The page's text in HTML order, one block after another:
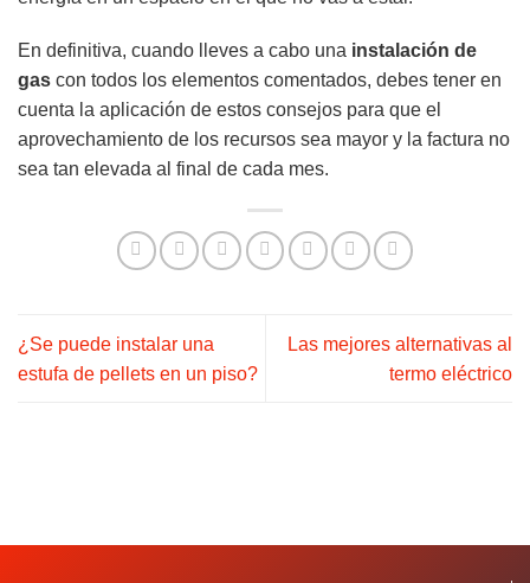
En definitiva, cuando lleves a cabo una instalación de
gas con todos los elementos comentados, debes tener en
cuenta la aplicación de estos consejos para que el
aprovechamiento de los recursos sea mayor y la factura no
sea tan elevada al final de cada mes.
¿Se puede instalar una
estufa de pellets en un piso?
Las mejores alternativas al
termo eléctrico